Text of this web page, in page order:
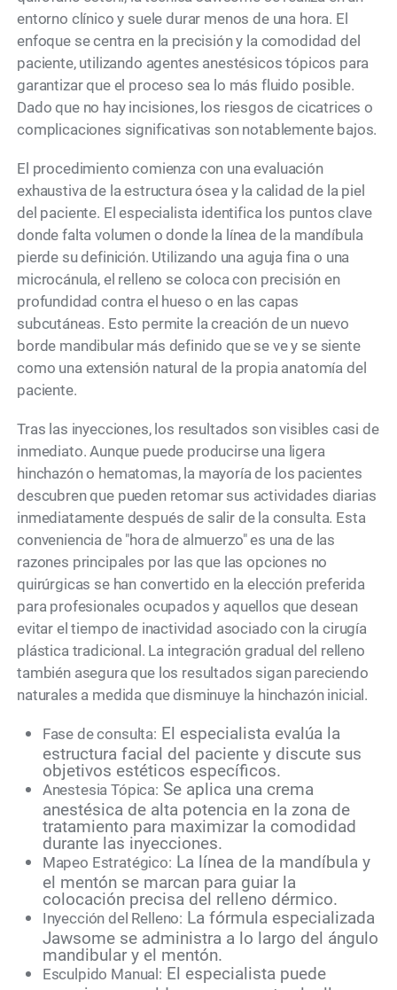
entorno clínico y suele durar menos de una hora. El
enfoque se centra en la precisión y la comodidad del
paciente, utilizando agentes anestésicos tópicos para
garantizar que el proceso sea lo más fluido posible.
Dado que no hay incisiones, los riesgos de cicatrices o
complicaciones significativas son notablemente bajos.
El procedimiento comienza con una evaluación
exhaustiva de la estructura ósea y la calidad de la piel
del paciente. El especialista identifica los puntos clave
donde falta volumen o donde la línea de la mandíbula
pierde su definición. Utilizando una aguja fina o una
microcánula, el relleno se coloca con precisión en
profundidad contra el hueso o en las capas
subcutáneas. Esto permite la creación de un nuevo
borde mandibular más definido que se ve y se siente
como una extensión natural de la propia anatomía del
paciente.
Tras las inyecciones, los resultados son visibles casi de
inmediato. Aunque puede producirse una ligera
hinchazón o hematomas, la mayoría de los pacientes
descubren que pueden retomar sus actividades diarias
inmediatamente después de salir de la consulta. Esta
conveniencia de "hora de almuerzo" es una de las
razones principales por las que las opciones no
quirúrgicas se han convertido en la elección preferida
para profesionales ocupados y aquellos que desean
evitar el tiempo de inactividad asociado con la cirugía
plástica tradicional. La integración gradual del relleno
también asegura que los resultados sigan pareciendo
naturales a medida que disminuye la hinchazón inicial.
Fase de consulta: El especialista evalúa la
estructura facial del paciente y discute sus
objetivos estéticos específicos.
Anestesia Tópica: Se aplica una crema
anestésica de alta potencia en la zona de
tratamiento para maximizar la comodidad
durante las inyecciones.
Mapeo Estratégico: La línea de la mandíbula y
el mentón se marcan para guiar la
colocación precisa del relleno dérmico.
Inyección del Relleno: La fórmula especializada
Jawsome se administra a lo largo del ángulo
mandibular y el mentón.
Esculpido Manual: El especialista puede